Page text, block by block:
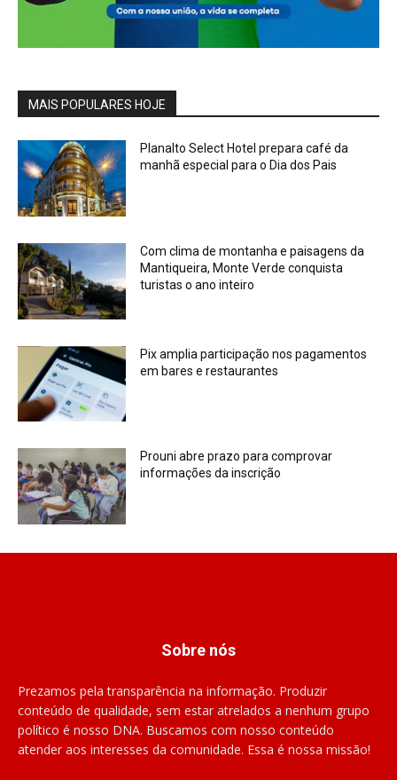
MAIS POPULARES HOJE
Planalto Select Hotel prepara café da
manhã especial para o Dia dos Pais
Com clima de montanha e paisagens da
Mantiqueira, Monte Verde conquista
turistas o ano inteiro
Pix amplia participação nos pagamentos
em bares e restaurantes
Prouni abre prazo para comprovar
informações da inscrição
Sobre nós
Prezamos pela transparência na informação. Produzir
conteúdo de qualidade, sem estar atrelados a nenhum grupo
político é nosso DNA. Buscamos com nosso conteúdo
atender aos interesses da comunidade. Essa é nossa missão!